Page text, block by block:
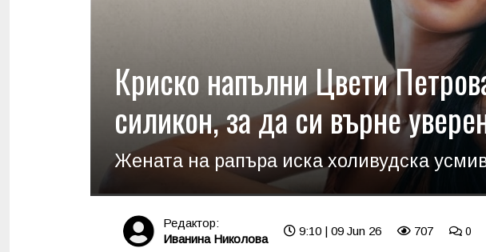
Криско напълни Цвети
силикон, за да си върне
Жената на рапъра иска холивудска
Редактор:
Иванина Николова
9:10 | 09 Jun 26 707 0